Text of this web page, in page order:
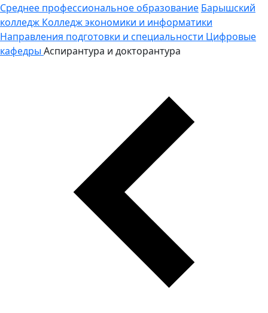
Среднее профессиональное образование Барышский
колледж Колледж экономики и информатики
Направления подготовки и специальности Цифровые
кафедры Аспирантура и докторантура